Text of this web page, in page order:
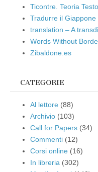
Ticontre. Teoria
Tradurre il Giappone
translation – A
Words Without
Zibaldone.es
CATEGORIE
Al lettore (88)
Archivio (103)
Call for Papers (34)
Commenti (12)
Corsi online (16)
In libreria (302)